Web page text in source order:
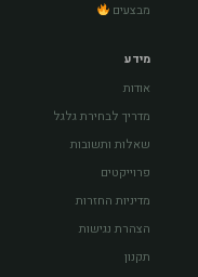
מבצעים
מידע
אודות
מדריך לבחירת גלגל
שאלות ותשובות
פרוייקטים
מדיניות החזרות
הצהרת נגישות
תקנון